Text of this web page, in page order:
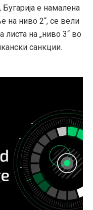
е намалена
на ниво 2“, се вели
листа на „ниво 3“ во
санкции.